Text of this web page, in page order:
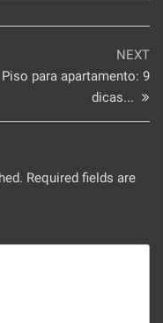
NEXT
Piso para apartamento: 9
dicas...
Required fields are